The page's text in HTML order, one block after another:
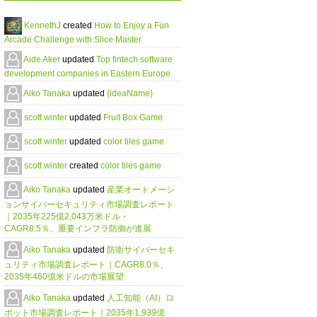
KennethJ created How to Enjoy a Fun
Arcade Challenge with Slice Master
Aide Aker updated Top fintech software
development companies in Eastern Europe
Aiko Tanaka updated {ideaName}
scott winter updated Fruit Box Game
scott winter updated color tiles game
scott winter created color tiles game
Aiko Tanaka updated 産業オートメーシ
ョンサイバーセキュリティ市場調査レポート
｜2035年225億2,043万米ドル・
CAGR8.5％、重要インフラ防御が進展
Aiko Tanaka updated 防衛サイバーセキ
ュリティ市場調査レポート｜CAGR8.0％、
2035年460億米ドルの市場展望
Aiko Tanaka updated 人工知能（AI）ロ
ボット市場調査レポート｜2035年1,939億